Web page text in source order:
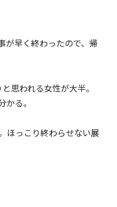
が早く終わったので、帰
思われる女性が大半。
る。
ほっこり終わらせない展